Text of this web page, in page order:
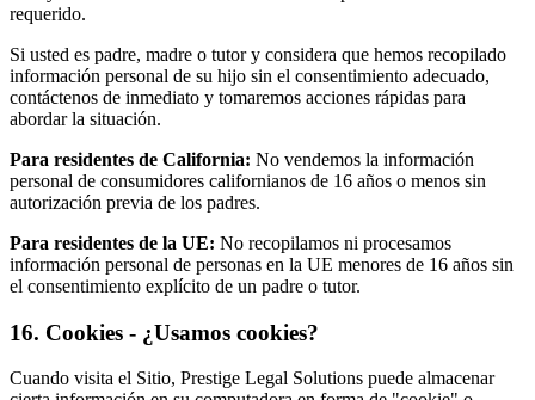
requerido.
Si usted es padre, madre o tutor y considera que hemos recopilado
información personal de su hijo sin el consentimiento adecuado,
contáctenos de inmediato y tomaremos acciones rápidas para
abordar la situación.
Para residentes de California: No vendemos la información
personal de consumidores californianos de 16 años o menos sin
autorización previa de los padres.
Para residentes de la UE: No recopilamos ni procesamos
información personal de personas en la UE menores de 16 años sin
el consentimiento explícito de un padre o tutor.
16. Cookies - ¿Usamos cookies?
Cuando visita el Sitio, Prestige Legal Solutions puede almacenar